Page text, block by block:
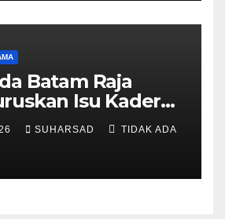
Batam Raja
Isu Kader
Bukan Petugas
Hanya
untuk Digitalisasi
SUHARSAD TIDAK ADA